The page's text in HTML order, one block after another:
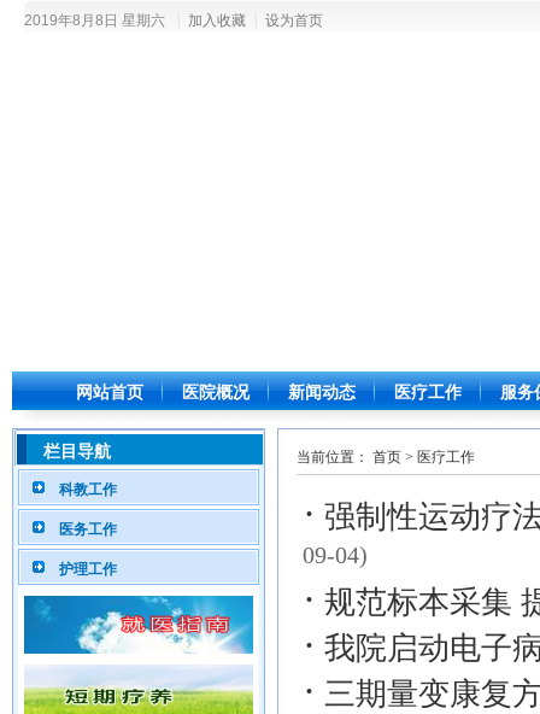
2019年8月8日 星期六 加入收藏 设为首页
网站首页 医院概况 新闻动态 医疗工作 服务
栏目导航
科教工作
医务工作
护理工作
当前位置： 首页 > 医疗工作
· 强制性运动疗
09-04)
· 规范标本采集
· 我院启动电子
· 三期量变康复